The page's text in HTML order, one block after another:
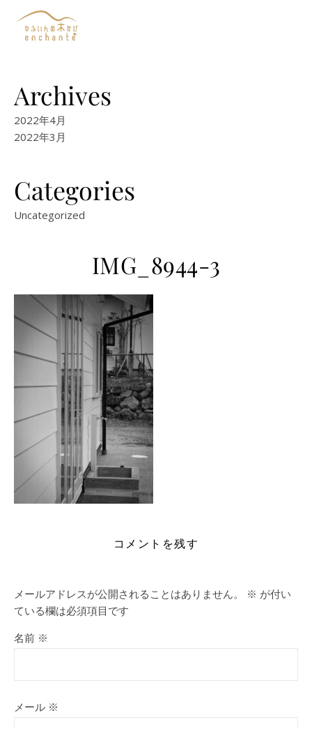
Archives
2022年4月
2022年3月
Categories
Uncategorized
IMG_8944-3
コメントを残す
メールアドレスが公開されることはありません。 ※ が付い
ている欄は必須項目です
名前 ※
メール ※